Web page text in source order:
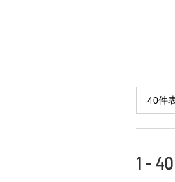
1 - 40